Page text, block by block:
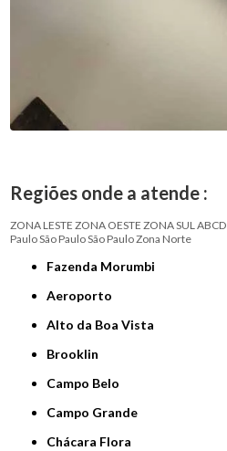
Regiões onde a atende :
ZONA LESTE ZONA OESTE ZONA SULABCD
PauloSão PauloSão PauloZona Norte
Fazenda Morumbi
Aeroporto
Alto da Boa Vista
Brooklin
Campo Belo
Campo Grande
Chácara Flora